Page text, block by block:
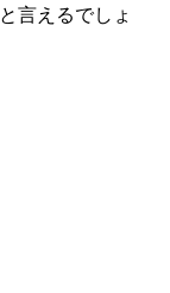
と言えるでしょ